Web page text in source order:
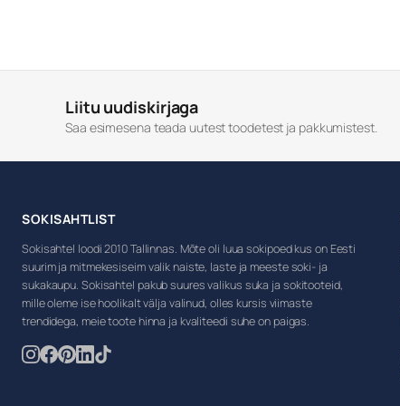
Liitu uudiskirjaga
Saa esimesena teada uutest toodetest ja pakkumistest.
SOKISAHTLIST
Sokisahtel loodi 2010 Tallinnas. Mõte oli luua sokipoed kus on Eesti
suurim ja mitmekesiseim valik naiste, laste ja meeste soki- ja
sukakaupu. Sokisahtel pakub suures valikus suka ja sokitooteid,
mille oleme ise hoolikalt välja valinud, olles kursis viimaste
trendidega, meie toote hinna ja kvaliteedi suhe on paigas.